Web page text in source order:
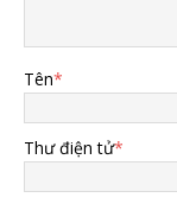
Tên*
Thư điện tử*